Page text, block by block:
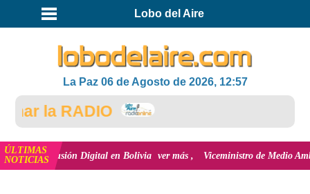
Lobo del Aire
La Paz 06 de Agosto de 2026, 12:57
la RADIO
ÚLTIMAS
NOTICIASDigital en Bolivia ver más Viceministro de Medio Ambiente,